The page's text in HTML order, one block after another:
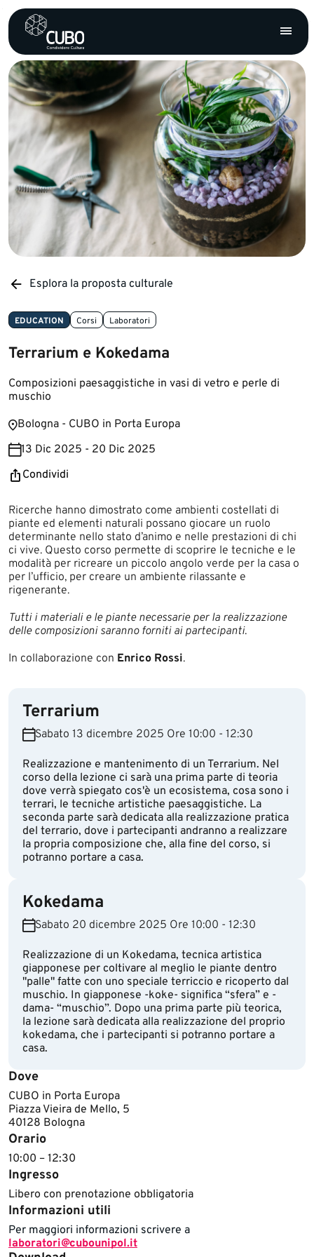
Esplora la proposta culturale
EDUCATION Corsi Laboratori
Terrarium e Kokedama
Composizioni paesaggistiche in vasi di vetro e perle di
muschio
Bologna - CUBO in Porta Europa
13 Dic 2025 - 20 Dic 2025
Condividi
Ricerche hanno dimostrato come ambienti costellati di
piante ed elementi naturali possano giocare un ruolo
determinante nello stato d’animo e nelle prestazioni di chi
ci vive. Questo corso permette di scoprire le tecniche e le
modalità per ricreare un piccolo angolo verde per la casa o
per l’ufficio, per creare un ambiente rilassante e
rigenerante.
Tutti i materiali e le piante necessarie per la realizzazione
delle composizioni saranno forniti ai partecipanti.
In collaborazione con Enrico Rossi.​
Terrarium
Sabato 13 dicembre 2025 Ore 10:00 - 12:30
Realizzazione e mantenimento di un Terrarium. Nel
corso della lezione ci sarà una prima parte di teoria
dove verrà spiegato cos'è un ecosistema, cosa sono i
terrari, le tecniche artistiche paesaggistiche. La
seconda parte sarà dedicata alla realizzazione pratica
del terrario, dove i partecipanti andranno a realizzare
la propria composizione che, alla fine del corso, si
potranno portare a casa.
Kokedama
Sabato 20 dicembre 2025 Ore 10:00 - 12:30
Realizzazione di un Kokedama, tecnica artistica
giapponese per coltivare al meglio le piante dentro
"palle" fatte con uno speciale terriccio e ricoperto dal
muschio. In giapponese -koke- significa “sfera” e -
dama- “muschio”. Dopo una prima parte più teorica,
la lezione sarà dedicata alla realizzazione del proprio
kokedama, che i partecipanti si potranno portare a
casa.
Dove
CUBO in Porta Europa
Piazza Vieira de Mello, 5
40128 Bologna
Orario
10:00 – 12:30
Ingresso
Libero con prenotazione obbligatoria
Informazioni utili
​​​​​Per maggiori informazioni scrivere a
laboratori@cubounipol.it